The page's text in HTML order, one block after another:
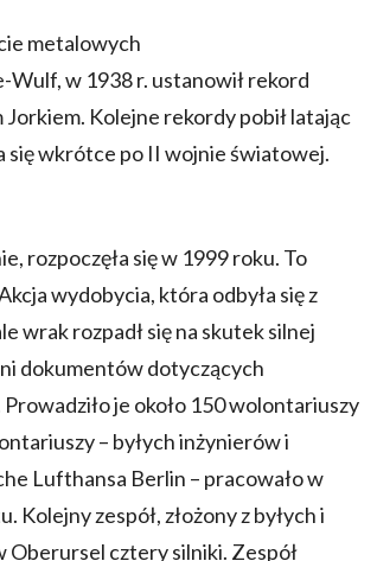
metalowych
w 1938 r. ustanowił rekord
Kolejne rekordy pobił latając
się wkrótce po II wojnie światowej.
rozpoczęła się w 1999 roku. To
wydobycia, która odbyła się z
wrak rozpadł się na skutek silnej
dokumentów dotyczących
je około 150 wolontariuszy
– byłych inżynierów i
Lufthansa Berlin – pracowało w
zespół, złożony z byłych i
Oberursel cztery silniki. Zespół